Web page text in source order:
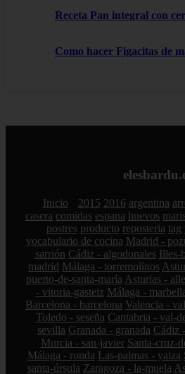
Receta Pan integral con
Como hacer Figacitas de
Inicio 2015 2016 argentina
casera comidas espana huevos
postres producto reposteria tag
vocabulario de cocina Madrid -
sarrión Cádiz - algodonales Illes-
madrid Málaga - torremolinos
puerto-de-santa-maría Asturias -
- vitoria-gasteiz Málaga -
Barcelona - barcelona Valencia -
Toledo - seseña Cantabria - val-
sevilla Granada - granada Cádiz
Murcia - san-javier Santa-cruz-
Málaga - ronda Las-palmas - yaiza
santa-úrsula Zaragoza - la-muela